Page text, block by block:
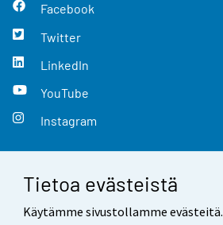
Tietoa evästeistä
Käytämme sivustollamme evästeitä.
Facebook
Twitter
LinkedIn
YouTube
Instagram
Yhteystiedot
Palaute